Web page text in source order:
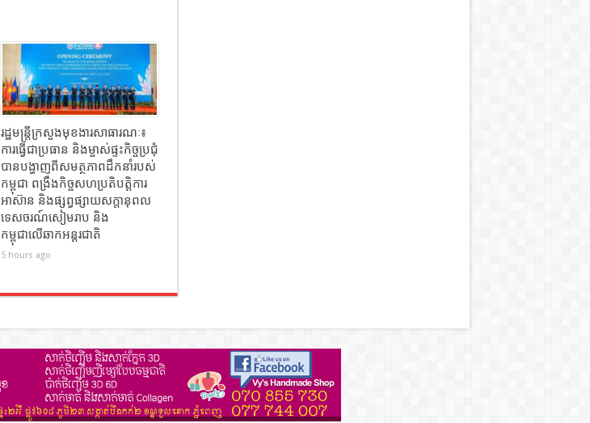
រដ្ឋមន្ត្រីក្រសួងមុខងារសាធារណៈ៖​
ការធ្វើជាប្រធាន និងម្ចាស់ផ្ទះកិច្ចប្រជុំ
បានបង្ហាញពីសមត្ថភាពដឹកនាំរបស់
កម្ពុជា ពង្រឹងកិច្ចសហប្រតិបត្តិការ
អាស៊ាន និងផ្សព្វផ្សាយសក្តានុពល
ទេសចរណ៍សៀមរាប និង
កម្ពុជាលើឆាកអន្តរជាតិ
5 hours ago